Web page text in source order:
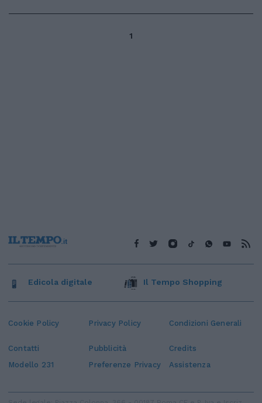
1
Cookie Policy Privacy Policy Condizioni Generali
Contatti Pubblicità
Credits
Modello 231
Preferenze Privacy Assistenza
Edicola digitale Il Tempo Shopping